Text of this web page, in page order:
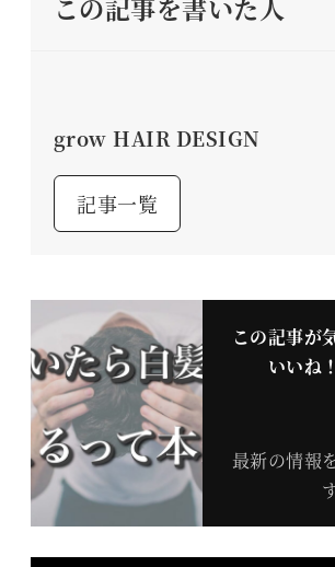
この記事を書いた人
grow HAIR DESIGN
記事一覧
この記事が
いいね
最新の情報